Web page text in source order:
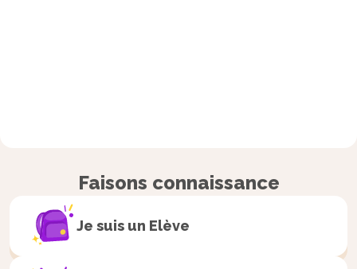
Faisons connaissance
Je suis un Elève